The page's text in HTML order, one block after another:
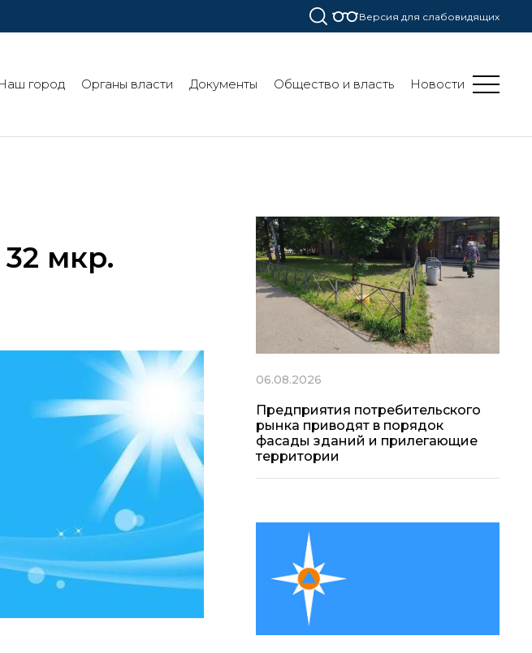
Версия для слабовидящих
город Органы власти Документы Общество и власть Новости
мкр.
06.08.2026
Предприятия потребительского
рынка приводят в порядок
фасады зданий и прилегающие
территории